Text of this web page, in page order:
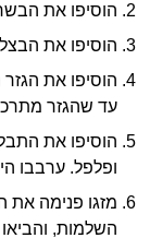
הוסיפו את
הוסיפו את
עד שהגזר
הוסיפו את
ופלפל. ערבבו
מזגו פנימה את
השלמות,